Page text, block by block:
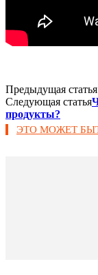
Предыдущая статья
Следующая статья
продукты?
ЭТО МОЖЕТ